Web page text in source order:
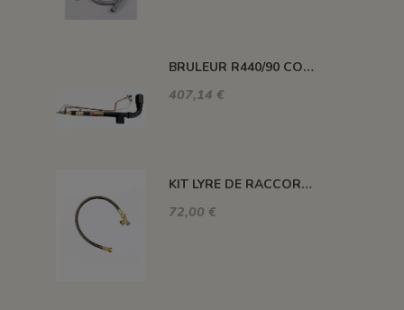
BRULEUR R440/90 COUDE PUISSANCE 52 KW
407,14 €
KIT LYRE DE RACCORD 700 MM + TE D'ACCOUPLEMENT
72,00 €